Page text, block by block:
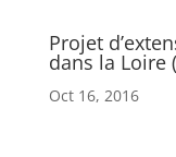
Projet
dans la Loire
Oct 16, 2016